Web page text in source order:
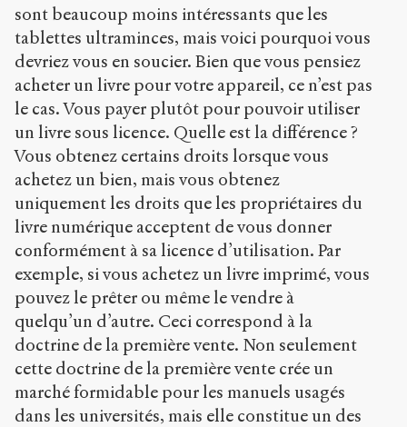
sont beaucoup moins intéressants que les
tablettes ultraminces, mais voici pourquoi vous
devriez vous en soucier. Bien que vous pensiez
acheter un livre pour votre appareil, ce n’est pas
le cas. Vous payer plutôt pour pouvoir utiliser
un livre sous licence. Quelle est la différence ?
Vous obtenez certains droits lorsque vous
achetez un bien, mais vous obtenez
uniquement les droits que les propriétaires du
livre numérique acceptent de vous donner
conformément à sa licence d’utilisation. Par
exemple, si vous achetez un livre imprimé, vous
pouvez le prêter ou même le vendre à
quelqu’un d’autre. Ceci correspond à la
doctrine de la première vente. Non seulement
cette doctrine de la première vente crée un
marché formidable pour les manuels usagés
dans les universités, mais elle constitue un des